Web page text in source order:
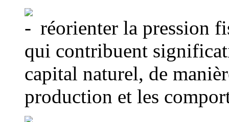
réorienter la pression
qui contribuent
capital naturel, de
production et les